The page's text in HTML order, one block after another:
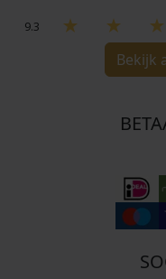
9.3
Bekijk